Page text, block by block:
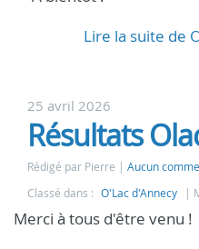
Lire la suite de
25 avril 2026
Résultats
Rédigé par Pierre
Aucun
Classé dans : O'Lac d'Annecy
Merci à tous d'être venu !